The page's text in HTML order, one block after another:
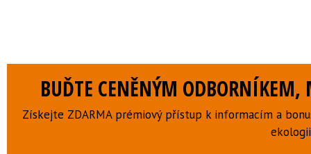
BUĎTE CENĚNÝM ODBORNÍKEM,
Získejte ZDARMA prémiový přístup k informacím a